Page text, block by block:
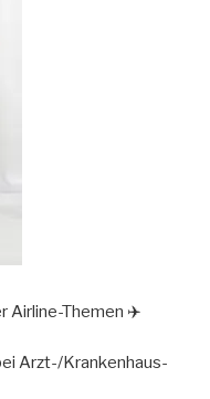
Airline-Themen ✈️
Arzt-/Krankenhaus-